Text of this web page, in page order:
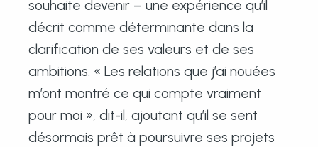
souhaite devenir – une expérience qu’il
décrit comme déterminante dans la
clarification de ses valeurs et de ses
ambitions. « Les relations que j’ai nouées
m’ont montré ce qui compte vraiment
pour moi », dit-il, ajoutant qu’il se sent
désormais prêt à poursuivre ses projets